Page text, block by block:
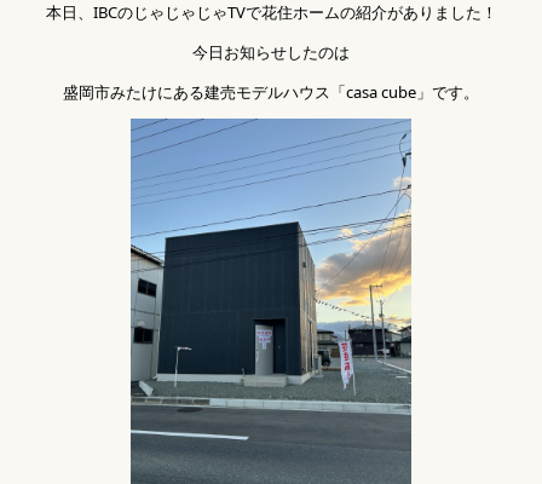
本日、IBCのじゃじゃじゃTVで花住ホームの紹介がありました！
今日お知らせしたのは
盛岡市みたけにある建売モデルハウス「casa cube」です。